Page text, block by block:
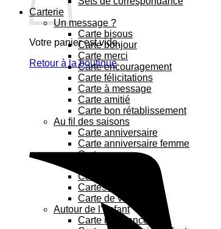
Votre panier est vide.
Retour à la boutique
Carterie
Un message ?
Carte bisous
Carte bonjour
Carte merci
Carte encouragement
Carte félicitations
Carte à message
Carte amitié
Carte bon rétablissement
Au fil des saisons
Carte anniversaire
Carte anniversaire femme
Carte amour
Carte papa
Cartes de Noël
Carte de vœux
Autour de l’enfant
Carte naissance